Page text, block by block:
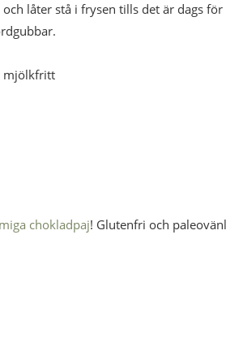
låter stå i frysen tills det är dags
chokladpaj! Glutenfri och